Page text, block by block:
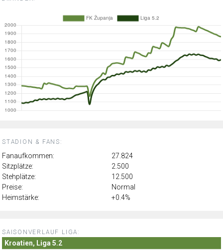
STADION & FANS:
Fanaufkommen:
27.824
Sitzplätze:
2.500
Stehplätze:
12.500
Preise:
Normal
Heimstärke:
+0.4%
SAISONVERLAUF LIGA:
Kroatien, Liga 5.2